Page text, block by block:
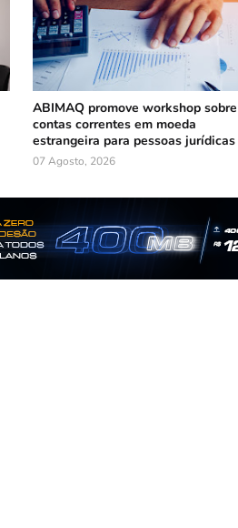
ABIMAQ promove workshop sobre
contas correntes em moeda
estrangeira para pessoas jurídicas
07 Agosto, 2026